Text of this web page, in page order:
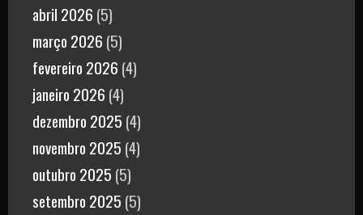
abril 2026 (5)
março 2026 (5)
fevereiro 2026 (4)
janeiro 2026 (4)
dezembro 2025 (4)
novembro 2025 (4)
outubro 2025 (5)
setembro 2025 (5)